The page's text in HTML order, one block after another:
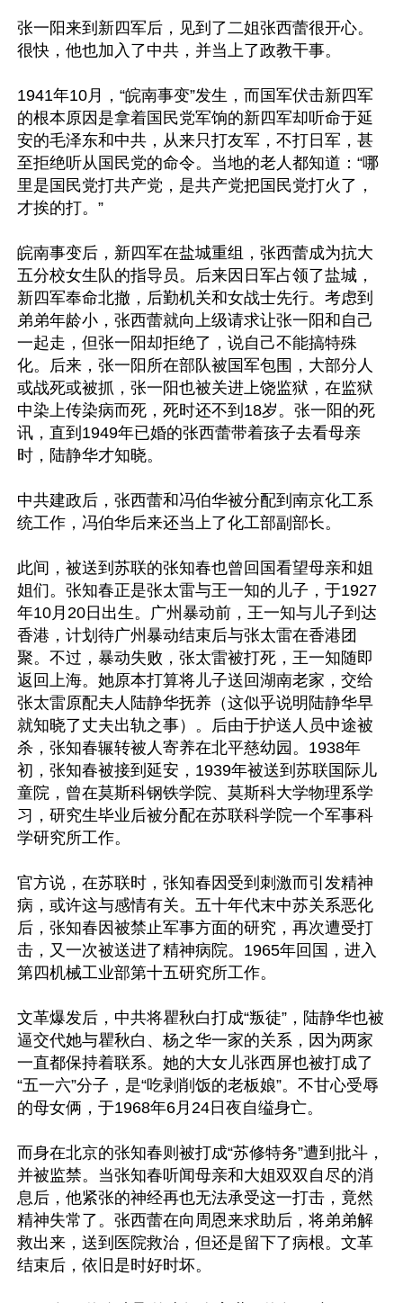
张一阳来到新四军后，见到了二姐张西蕾很开心。
很快，他也加入了中共，并当上了政教干事。
1941年10月，“皖南事变”发生，而国军伏击新四军
的根本原因是拿着国民党军饷的新四军却听命于延
安的毛泽东和中共，从来只打友军，不打日军，甚
至拒绝听从国民党的命令。当地的老人都知道：“哪
里是国民党打共产党，是共产党把国民党打火了，
才挨的打。”
皖南事变后，新四军在盐城重组，张西蕾成为抗大
五分校女生队的指导员。后来因日军占领了盐城，
新四军奉命北撤，后勤机关和女战士先行。考虑到
弟弟年龄小，张西蕾就向上级请求让张一阳和自己
一起走，但张一阳却拒绝了，说自己不能搞特殊
化。后来，张一阳所在部队被国军包围，大部分人
或战死或被抓，张一阳也被关进上饶监狱，在监狱
中染上传染病而死，死时还不到18岁。张一阳的死
讯，直到1949年已婚的张西蕾带着孩子去看母亲
时，陆静华才知晓。
中共建政后，张西蕾和冯伯华被分配到南京化工系
统工作，冯伯华后来还当上了化工部副部长。
此间，被送到苏联的张知春也曾回国看望母亲和姐
姐们。张知春正是张太雷与王一知的儿子，于1927
年10月20日出生。广州暴动前，王一知与儿子到达
香港，计划待广州暴动结束后与张太雷在香港团
聚。不过，暴动失败，张太雷被打死，王一知随即
返回上海。她原本打算将儿子送回湖南老家，交给
张太雷原配夫人陆静华抚养（这似乎说明陆静华早
就知晓了丈夫出轨之事）。后由于护送人员中途被
杀，张知春辗转被人寄养在北平慈幼园。1938年
初，张知春被接到延安，1939年被送到苏联国际儿
童院，曾在莫斯科钢铁学院、莫斯科大学物理系学
习，研究生毕业后被分配在苏联科学院一个军事科
学研究所工作。
官方说，在苏联时，张知春因受到刺激而引发精神
病，或许这与感情有关。五十年代末中苏关系恶化
后，张知春因被禁止军事方面的研究，再次遭受打
击，又一次被送进了精神病院。1965年回国，进入
第四机械工业部第十五研究所工作。
文革爆发后，中共将瞿秋白打成“叛徒”，陆静华也被
逼交代她与瞿秋白、杨之华一家的关系，因为两家
一直都保持着联系。她的大女儿张西屏也被打成了
“五一六”分子，是“吃剥削饭的老板娘”。不甘心受辱
的母女俩，于1968年6月24日夜自缢身亡。
而身在北京的张知春则被打成“苏修特务”遭到批斗，
并被监禁。当张知春听闻母亲和大姐双双自尽的消
息后，他紧张的神经再也无法承受这一打击，竟然
精神失常了。张西蕾在向周恩来求助后，将弟弟解
救出来，送到医院救治，但还是留下了病根。文革
结束后，依旧是时好时坏。